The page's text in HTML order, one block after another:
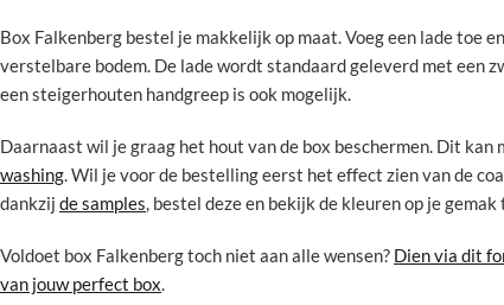
Box Falkenberg bestel je makkelijk op maat. Voeg een lade toe
verstelbare bodem. De lade wordt standaard geleverd met een
een steigerhouten handgreep is ook mogelijk.
Daarnaast wil je graag het hout van de box beschermen. Dit kan
washing. Wil je voor de bestelling eerst het effect zien van de
dankzij de samples, bestel deze en bekijk de kleuren op je gemak
Voldoet box Falkenberg toch niet aan alle wensen? Dien via dit
van jouw perfect box.